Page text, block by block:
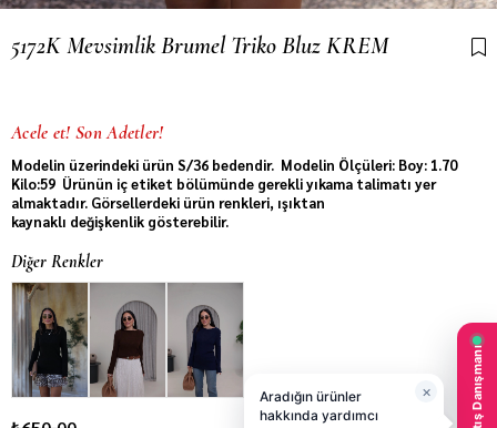
5172K Mevsimlik Brumel Triko Bluz KREM
Acele et! Son Adetler!
Modelin üzerindeki ürün S/36 bedendir. Modelin Ölçüleri: Boy: 1.70
Kilo:59 Ürünün iç etiket bölümünde gerekli yıkama talimatı yer
almaktadır. Görsellerdeki ürün renkleri, ışıktan
kaynaklı değişkenlik gösterebilir.
Diğer Renkler